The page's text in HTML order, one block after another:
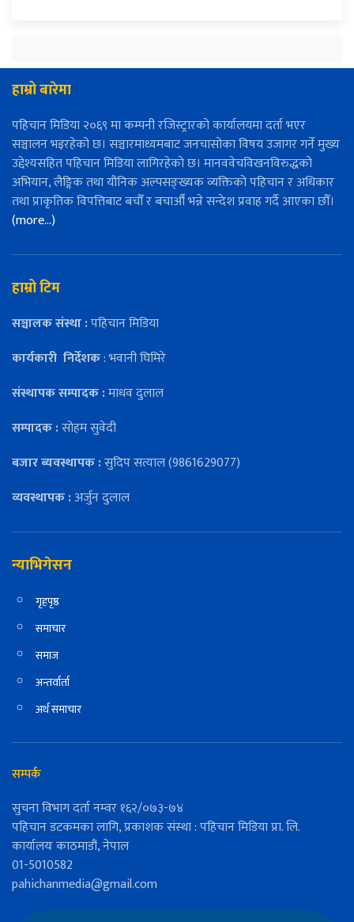
हाम्रो बारेमा
पहिचान मिडिया २०६९ मा कम्पनी रजिस्ट्रारको कार्यालयमा दर्ता भएर
सञ्चालन भइरहेको छ। सञ्चारमाध्यमबाट जनचासोका विषय उजागर गर्ने मुख्य
उद्देश्यसहित पहिचान मिडिया लागिरहेको छ। मानववेचविखनविरुद्धको
अभियान, लैङ्गिक तथा यौनिक अल्पसङ्ख्यक व्यक्तिको पहिचान र अधिकार
तथा प्राकृतिक विपत्तिबाट बचौँ र बचाऔँ भन्ने सन्देश प्रवाह गर्दै आएका छौँ।
(more…)
हाम्रो टिम
सञ्चालक संस्था :पहिचान मिडिया
कार्यकारी निर्देशक: भवानी घिमिरे
संस्थापक सम्पादक :माधव दुलाल
सम्पादक :सोहम सुवेदी
बजार ब्यवस्थापक :सुदिप सत्याल (9861629077)
व्यवस्थापक :अर्जुन दुलाल
न्याभिगेसन
गृहपृष्ठ
समाचार
समाज
अन्तर्वार्ता
अर्थ समाचार
सम्पर्क
सुचना विभाग दर्ता नम्वर १६२/०७३-७४
पहिचान डटकमका लागि, प्रकाशक संस्था : पहिचान मिडिया प्रा. लि.
कार्यालयः काठमाडौं, नेपाल
01-5010582
pahichanmedia@gmail.com